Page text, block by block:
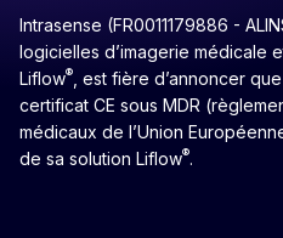
Intrasense (FR0011179886 -
logicielles d’imagerie médicale
Liflow®
, est fière d’annoncer
certificat CE sous MDR
médicaux de l’Union
de sa solution Liflow®.